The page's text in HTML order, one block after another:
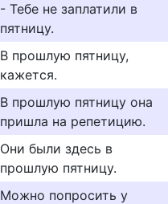
- Тебе не заплатили в
пятницу.
В прошлую пятницу,
кажется.
В прошлую пятницу она
пришла на репетицию.
Они были здесь в
прошлую пятницу.
Можно попросить у